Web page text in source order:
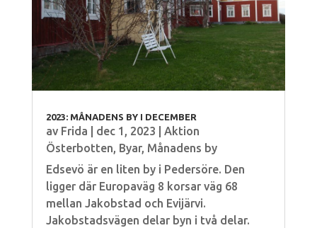
2023: MÅNADENS BY I DECEMBER
av Frida dec 1, 2023
Aktion
Österbotten, Byar, Månadens by
Edsevö är en liten by i Pedersöre. Den
ligger där Europaväg 8 korsar väg 68
mellan Jakobstad och Evijärvi.
Jakobstadsvägen delar byn i två delar.